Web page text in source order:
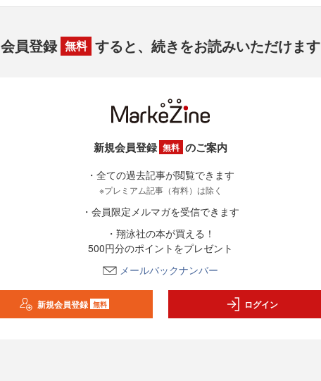
会員登録 無料 すると、続きをお読みいただけます
新規会員登録 無料 のご案内
・全ての過去記事が閲覧できます
※プレミアム記事（有料）は除く
・会員限定メルマガを受信できます
・翔泳社の本が買える！
500円分のポイントをプレゼント
メールバックナンバー
新規会員登録 無料 ログイン